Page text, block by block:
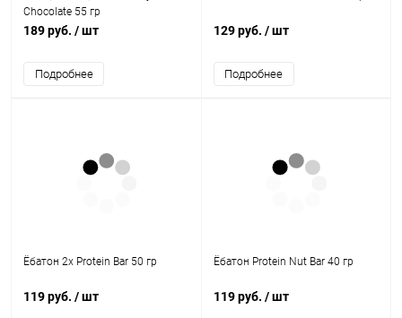
Chocolate 55 гр
189 руб. / шт
Подробнее
129 руб. / шт
Подробнее
Ёбатон 2x Protein Bar 50 гр
119 руб. / шт
Ёбатон Protein Nut Bar 40 гр
119 руб. / шт